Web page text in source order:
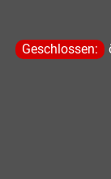
Klicken, um
Geschlossen: